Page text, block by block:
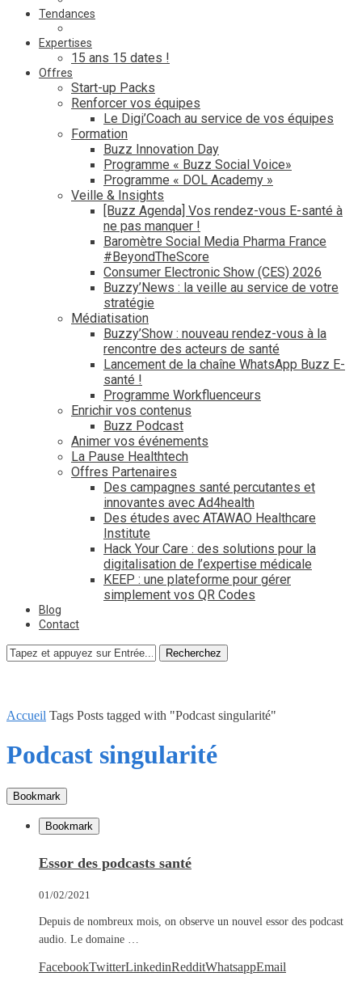
Tendances
Expertises
15 ans 15 dates !
Offres
Start-up Packs
Renforcer vos équipes
Le Digi’Coach au service de vos équipes
Formation
Buzz Innovation Day
Programme « Buzz Social Voice»
Programme « DOL Academy »
Veille & Insights
[Buzz Agenda] Vos rendez-vous E-santé à
ne pas manquer !
Baromètre Social Media Pharma France
#BeyondTheScore
Consumer Electronic Show (CES) 2026
Buzzy’News : la veille au service de votre
stratégie
Médiatisation
Buzzy’Show : nouveau rendez-vous à la
rencontre des acteurs de santé
Lancement de la chaîne WhatsApp Buzz E-
santé !
Programme Workfluenceurs
Enrichir vos contenus
Buzz Podcast
Animer vos événements
La Pause Healthtech
Offres Partenaires
Des campagnes santé percutantes et
innovantes avec Ad4health
Des études avec ATAWAO Healthcare
Institute
Hack Your Care : des solutions pour la
digitalisation de l’expertise médicale
KEEP : une plateforme pour gérer
simplement vos QR Codes
Blog
Contact
Recherchez
Accueil Tags Posts tagged with "Podcast singularité"
Podcast singularité
Bookmark
Bookmark
Essor des podcasts santé
01/02/2021
Depuis de nombreux mois, on observe un nouvel essor des podcast
audio. Le domaine …
FacebookTwitterLinkedinRedditWhatsappEmail